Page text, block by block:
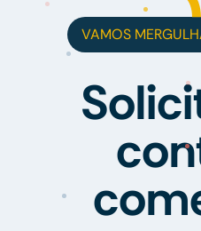
VAMOS